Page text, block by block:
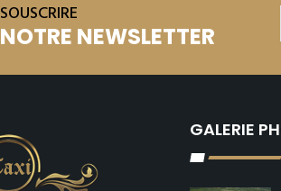
SOUSCRIRE
NOTRE NEWSLETTER
GALERIE